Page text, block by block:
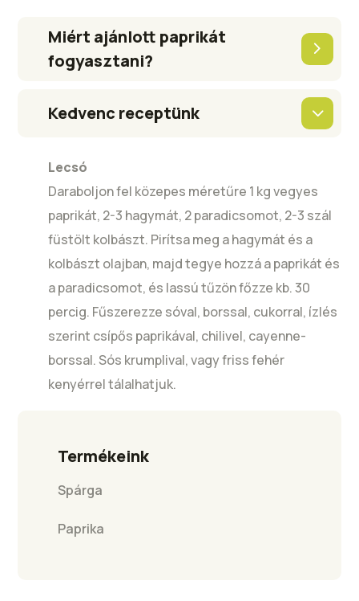
Miért ajánlott paprikát
fogyasztani?
Kedvenc receptünk
Lecsó
Daraboljon fel közepes méretűre 1 kg vegyes
paprikát, 2-3 hagymát, 2 paradicsomot, 2-3 szál
füstölt kolbászt. Pirítsa meg a hagymát és a
kolbászt olajban, majd tegye hozzá a paprikát és
a paradicsomot, és lassú tűzön főzze kb. 30
percig. Fűszerezze sóval, borssal, cukorral, ízlés
szerint csípős paprikával, chilivel, cayenne-
borssal. Sós krumplival, vagy friss fehér
kenyérrel tálalhatjuk.
Termékeink
Spárga
Paprika